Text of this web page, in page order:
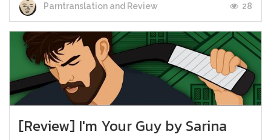
Parntranslation and Review 28
[Review] I'm Your Guy by Sarina